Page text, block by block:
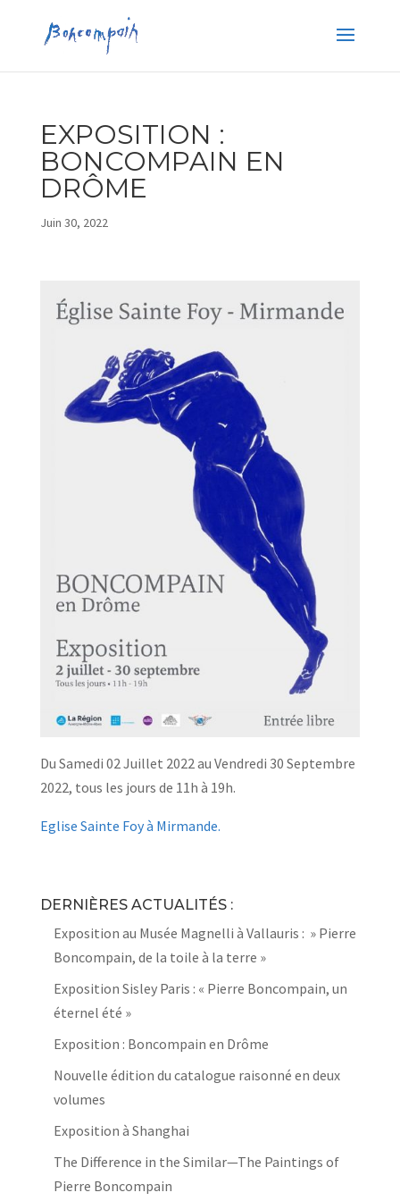
EXPOSITION :
BONCOMPAIN EN
DRÔME
Juin 30, 2022
Du Samedi 02 Juillet 2022 au Vendredi 30 Septembre
2022, tous les jours de 11h à 19h.
Eglise Sainte Foy à Mirmande.
DERNIÈRES ACTUALITÉS :
Exposition au Musée Magnelli à Vallauris : » Pierre
Boncompain, de la toile à la terre »
Exposition Sisley Paris : « Pierre Boncompain, un
éternel été »
Exposition : Boncompain en Drôme
Nouvelle édition du catalogue raisonné en deux
volumes
Exposition à Shanghai
The Difference in the Similar—The Paintings of
Pierre Boncompain